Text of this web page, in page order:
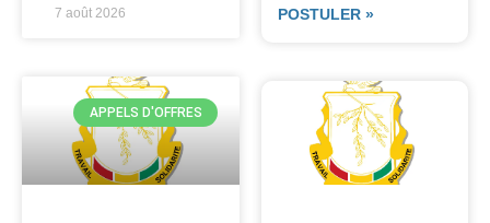
7 août 2026
APPELS D'OFFRES
POSTULER »